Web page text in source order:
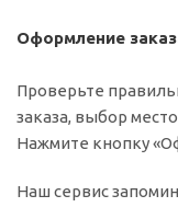
Оформление
Проверьте
заказа, выбор
Нажмите кнопку
Наш сервис